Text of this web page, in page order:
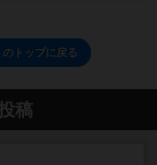
トップに戻る
稿